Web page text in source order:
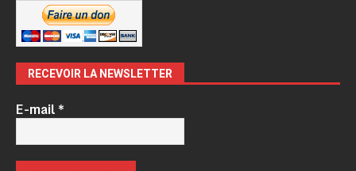
RECEVOIR LA NEWSLETTER
E-mail*